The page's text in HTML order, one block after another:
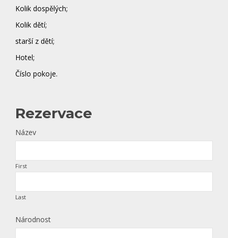
Kolik dospělých;
Kolik dětí;
starší z dětí;
Hotel;
Číslo pokoje.
Rezervace
Název
First
Last
Národnost